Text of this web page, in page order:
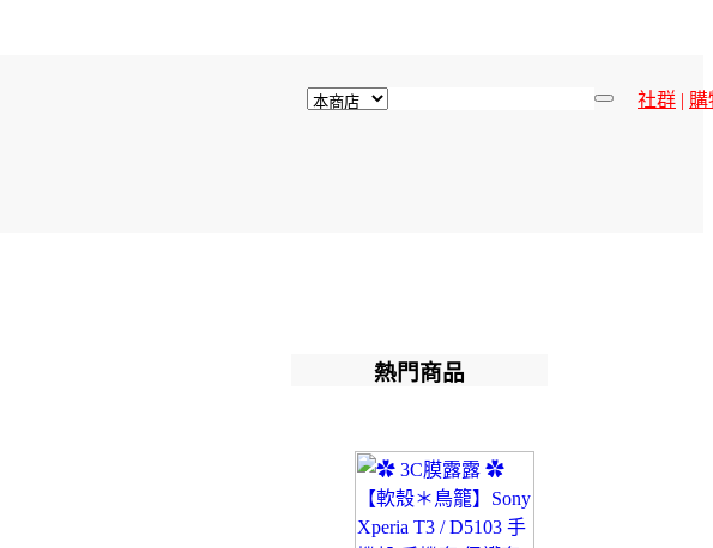
社群 | 購
熱門商品